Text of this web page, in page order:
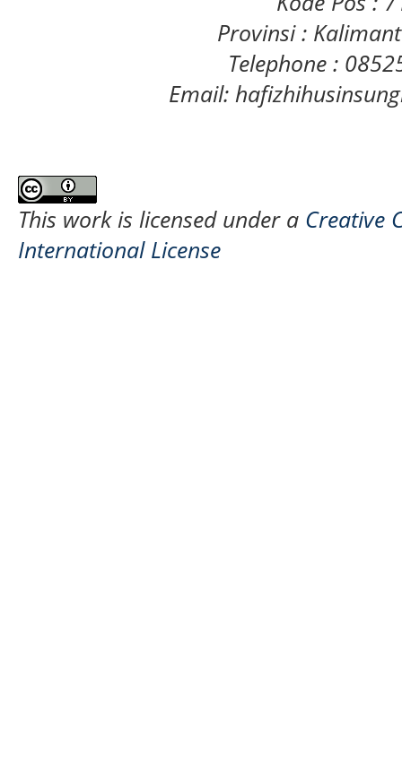
Provinsi :
Telephone :
Email:
This work is licensed under a Creative
International License